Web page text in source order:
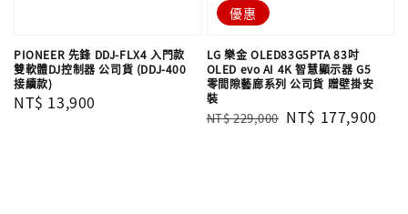
PIONEER 先鋒 DDJ-FLX4 入門款
雙軟體DJ控制器 公司貨 (DDJ-400
接續款)
Regular
NT$ 13,900
優惠
LG 樂金 OLED83G5PTA 83吋
OLED evo AI 4K 智慧顯示器 G5
零間隙藝廊系列 公司貨 贈壁掛安
裝
Regular
NT$ 229,000 Sale
NT$ 177,900